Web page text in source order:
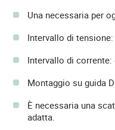
Una necessaria per
Intervallo di tensione:
Intervallo di corrente:
Montaggio su guida
È necessaria una
adatta.